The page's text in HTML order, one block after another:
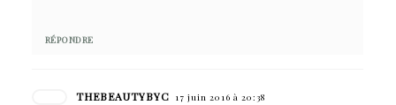
RÉPONDRE
THEBEAUTYBYC 17 juin 2016 à 20:38